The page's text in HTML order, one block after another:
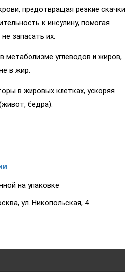
предотвращая резкие скачки
к инсулину, помогая
запасать их.
метаболизме углеводов и жиров,
в жир.
в жировых клетках, ускоряя
бедра).
на упаковке
ул. Никопольская, 4